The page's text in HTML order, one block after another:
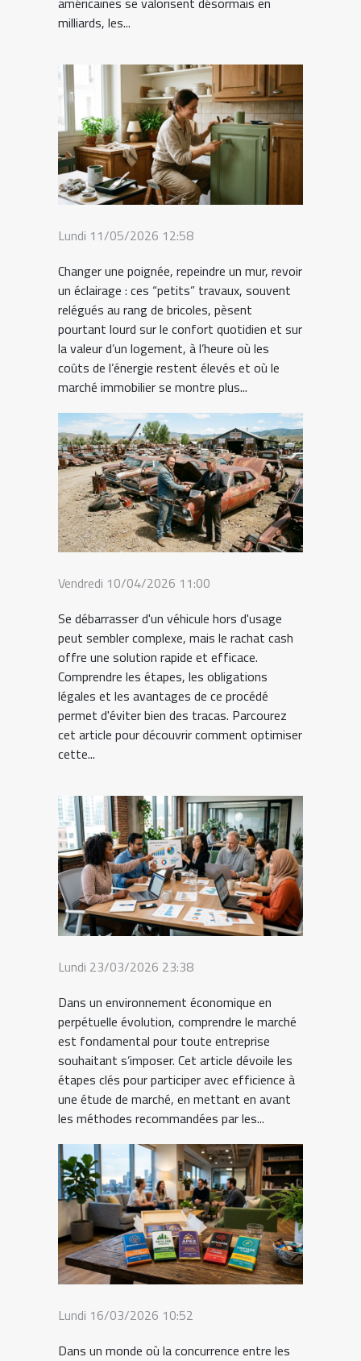
milliards, les...
Lundi 11/05/2026 12:58
Changer une poignée, repeindre un mur, revoir
un éclairage : ces “petits” travaux, souvent
relégués au rang de bricoles, pèsent
pourtant lourd sur le confort quotidien et sur
la valeur d’un logement, à l’heure où les
coûts de l’énergie restent élevés et où le
marché immobilier se montre plus...
Vendredi 10/04/2026 11:00
Se débarrasser d'un véhicule hors d'usage
peut sembler complexe, mais le rachat cash
offre une solution rapide et efficace.
Comprendre les étapes, les obligations
légales et les avantages de ce procédé
permet d'éviter bien des tracas. Parcourez
cet article pour découvrir comment optimiser
cette...
Lundi 23/03/2026 23:38
Dans un environnement économique en
perpétuelle évolution, comprendre le marché
est fondamental pour toute entreprise
souhaitant s’imposer. Cet article dévoile les
étapes clés pour participer avec efficience à
une étude de marché, en mettant en avant
les méthodes recommandées par les...
Lundi 16/03/2026 10:52
Dans un monde où la concurrence entre les